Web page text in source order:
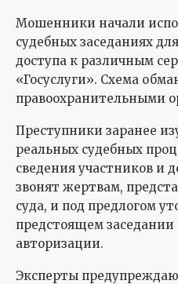
Мошенники начали
судебных заседаниях
доступа к различным
«Госуслуги». Схема
правоохранительными
Преступники заранее
реальных судебных
сведения участников и
звонят жертвам,
суда, и под предлогом
предстоящем
авторизации.
Эксперты